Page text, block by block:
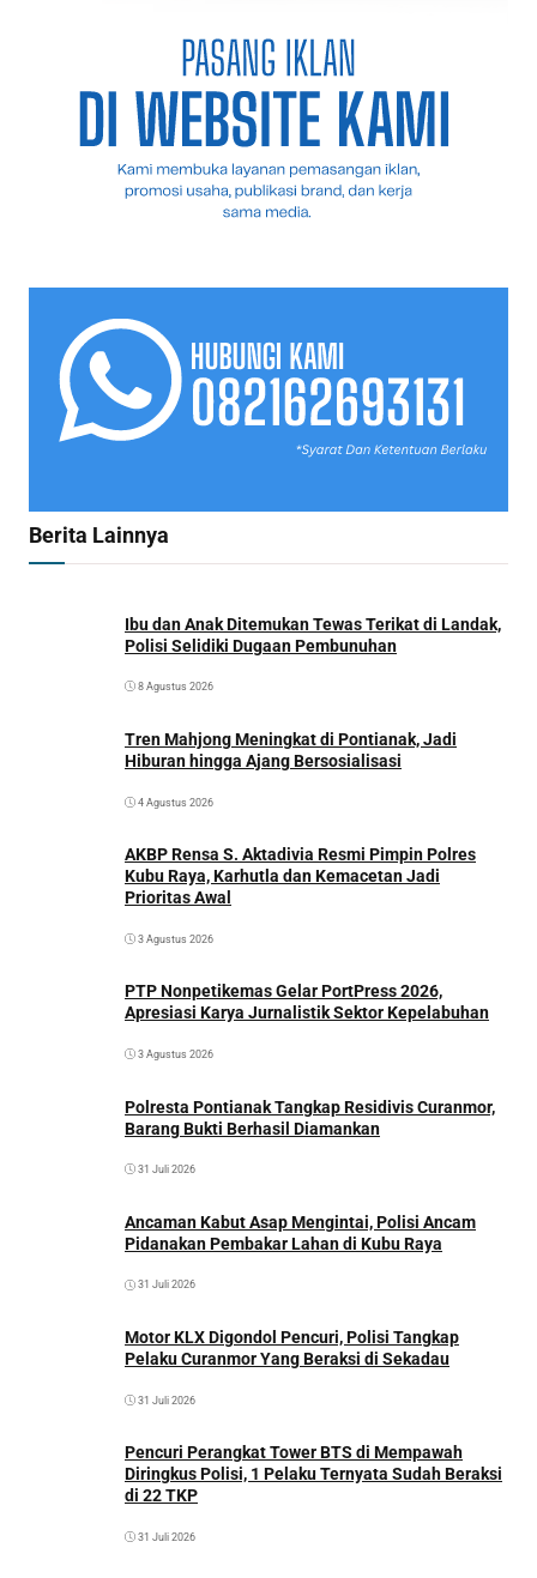
Berita Lainnya
Ibu dan Anak Ditemukan Tewas Terikat di Landak,
Polisi Selidiki Dugaan Pembunuhan
8 Agustus 2026
Tren Mahjong Meningkat di Pontianak, Jadi
Hiburan hingga Ajang Bersosialisasi
4 Agustus 2026
AKBP Rensa S. Aktadivia Resmi Pimpin Polres
Kubu Raya, Karhutla dan Kemacetan Jadi
Prioritas Awal
3 Agustus 2026
PTP Nonpetikemas Gelar PortPress 2026,
Apresiasi Karya Jurnalistik Sektor Kepelabuhan
3 Agustus 2026
Polresta Pontianak Tangkap Residivis Curanmor,
Barang Bukti Berhasil Diamankan
31 Juli 2026
Ancaman Kabut Asap Mengintai, Polisi Ancam
Pidanakan Pembakar Lahan di Kubu Raya
31 Juli 2026
Motor KLX Digondol Pencuri, Polisi Tangkap
Pelaku Curanmor Yang Beraksi di Sekadau
31 Juli 2026
Pencuri Perangkat Tower BTS di Mempawah
Diringkus Polisi, 1 Pelaku Ternyata Sudah Beraksi
di 22 TKP
31 Juli 2026